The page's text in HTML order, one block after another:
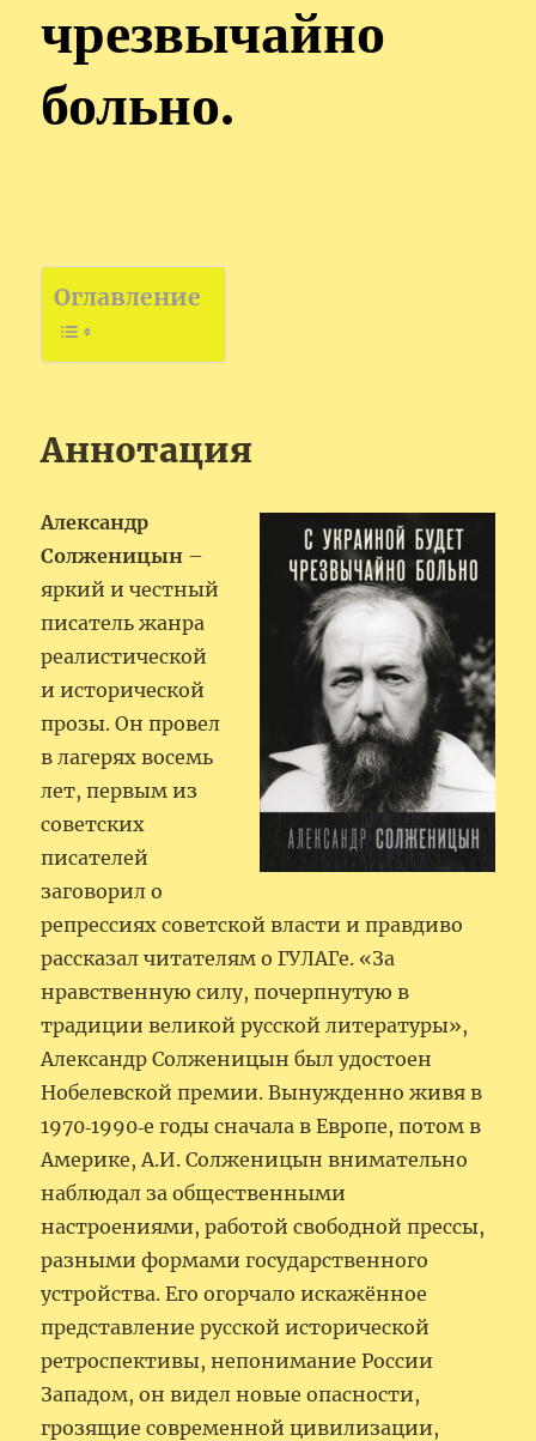
чрезвычайно
больно.
Оглавление
Аннотация
Александр
Солженицын –
яркий и честный
писатель жанра
реалистической
и исторической
прозы. Он провел
в лагерях восемь
лет, первым из
советских
писателей
заговорил о
репрессиях советской власти и правдиво
рассказал читателям о ГУЛАГе. «За
нравственную силу, почерпнутую в
традиции великой русской литературы»,
Александр Солженицын был удостоен
Нобелевской премии. Вынужденно живя в
1970‑1990‑е годы сначала в Европе, потом в
Америке, А.И. Солженицын внимательно
наблюдал за общественными
настроениями, работой свободной прессы,
разными формами государственного
устройства. Его огорчало искажённое
представление русской исторической
ретроспективы, непонимание России
Западом, он видел новые опасности,
грозящие современной цивилизации,